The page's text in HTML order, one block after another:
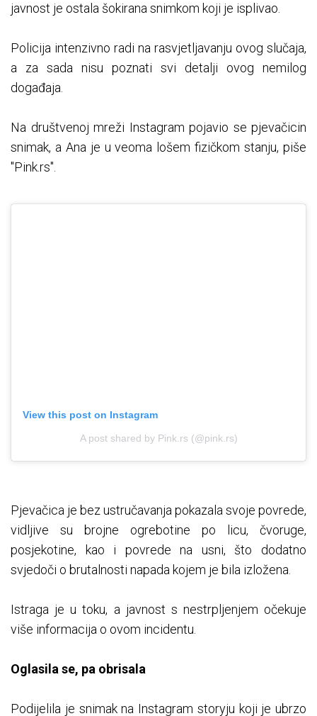
javnost je ostala šokirana snimkom koji je isplivao.
Policija intenzivno radi na rasvjetljavanju ovog slučaja,
a za sada nisu poznati svi detalji ovog nemilog
događaja.
Na društvenoj mreži Instagram pojavio se pjevačicin
snimak, a Ana je u veoma lošem fizičkom stanju, piše
"Pink.rs".
View this post on Instagram
A post shared by Pink.rs (@pink.rs)
Pjevačica je bez ustručavanja pokazala svoje povrede,
vidljive su brojne ogrebotine po licu, čvoruge,
posjekotine, kao i povrede na usni, što dodatno
svjedoči o brutalnosti napada kojem je bila izložena.
Istraga je u toku, a javnost s nestrpljenjem očekuje
više informacija o ovom incidentu.
Oglasila se, pa obrisala
Podijelila je snimak na Instagram storyju koji je ubrzo